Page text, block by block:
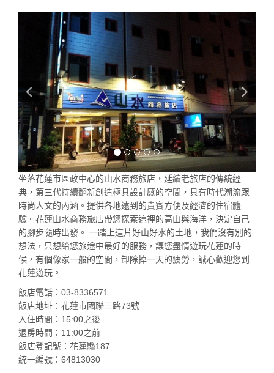
坐落花蓮市區政中心的山水商務旅店，延續老旅店的傳統經
典，第三代持續翻新創造極具設計感的空間，具有時代潮流跟
時尚人文的內涵。提供各地遠到的貴賓方便及經濟的住宿體
驗。花蓮山水商務旅店帶您探索這裡的高山與海洋，決定自己
的腳步隨時出發。 一踏上這片好山好水的土地，我們沒有別的
想法，只想給您旅途中最好的服務，讓您盡情遊玩花蓮的時
候，有個像家一般的空間，卸除掉一天的疲勞，誠心歡迎您到
花蓮遊玩。
飯店電話：03-8336571
飯店地址：花蓮市國聯三路73號
入住時間：15:00之後
退房時間：11:00之前
飯店登記號：花蓮縣187
統一編號：64813030